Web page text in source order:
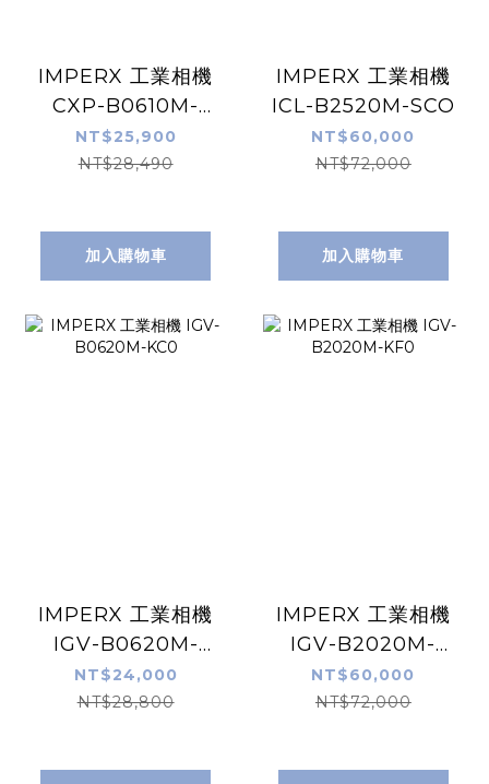
IMPERX 工業相機
CXP-B0610M-
TC000
NT$25,900
NT$28,490
加入購物車
IMPERX 工業相機
ICL-B2520M-SCO
NT$60,000
NT$72,000
加入購物車
IMPERX 工業相機
IGV-B0620M-
KC0
NT$24,000
NT$28,800
IMPERX 工業相機
IGV-B2020M-
KF0
NT$60,000
NT$72,000